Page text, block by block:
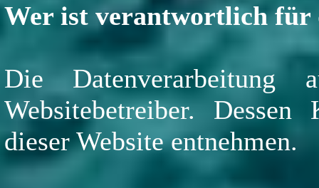
Wer ist verantwortlich für
Die
Websitebetreiber.
dieser Website entnehmen.